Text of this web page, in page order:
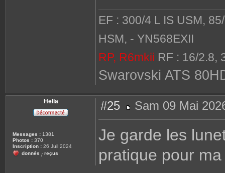
EF : 300/4 L IS USM,
HSM, - YN568EXII
RP, R6mkii RF : 16/2.8,
Swarovski ATS
Hella
Messages : 1381
Photos : 370
Inscription : 26 Juil 2024
donnés / reçus
#25
e
a
Sam 09 Mai
Je garde les
pratique pour